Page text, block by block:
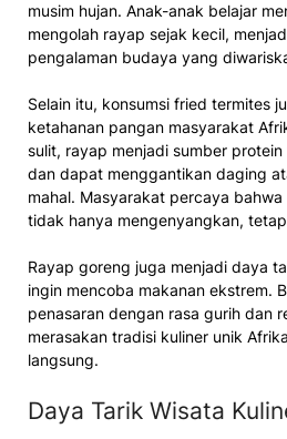
musim hujan. Anak-anak belajar
mengolah rayap sejak kecil,
pengalaman budaya yang
Selain itu, konsumsi fried termites
ketahanan pangan masyarakat
sulit, rayap menjadi sumber
dan dapat menggantikan daging
mahal. Masyarakat percaya
tidak hanya mengenyangkan,
Rayap goreng juga menjadi daya
ingin mencoba makanan ekstrem.
penasaran dengan rasa gurih dan
merasakan tradisi kuliner unik
langsung.
Daya Tarik Wisata